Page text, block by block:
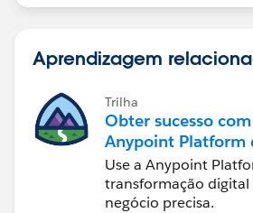
Aprendizagem
Trilha
Obter sucesso
Anypoint Platform
MuleSoft
Use a Anypoint
transformação digital
negócio precisa.